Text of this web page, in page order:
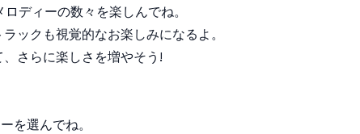
ディーの数々を楽しんでね。
ックも視覚的なお楽しみになるよ。
、さらに楽しさを増やそう!
を選んでね。